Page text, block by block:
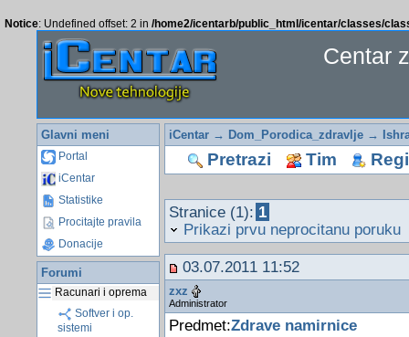
Notice: Undefined offset: 2 in /home2/icentarb/public_html/icentar/classes/
Centar
Glavni meni
Portal
iCentar
Statistike
Procitajte pravila
Donacije
Forumi
Racunari i oprema
Softver i op.
sistemi
iCentar→ Dom_Porodica_zdravlje→
Pretrazi Tim
Stranice (1): 1
Prikazi prvu neprocitanu poruku
03.07.2011 11:52
zxz
Administrator
Predmet:Zdrave namirnice